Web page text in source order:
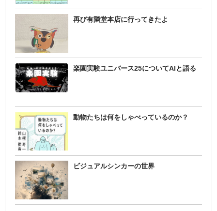
再び有隣堂本店に行ってきたよ
楽園実験ユニバース25についてAIと語る
動物たちは何をしゃべっているのか？
ビジュアルシンカーの世界